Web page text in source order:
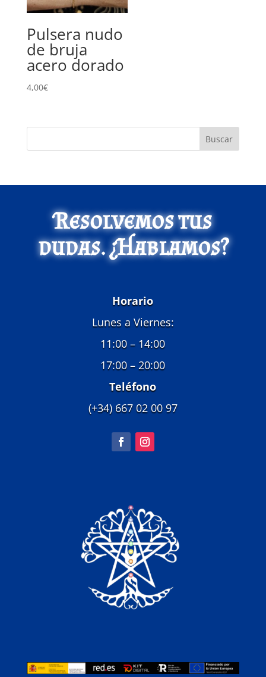
Pulsera nudo
de bruja
acero dorado
4,00€
Buscar
Resolvemos tus
dudas. ¿Hablamos?
Horario
Lunes a Viernes:
11:00 – 14:00
17:00 – 20:00
Teléfono
(+34) 667 02 00 97